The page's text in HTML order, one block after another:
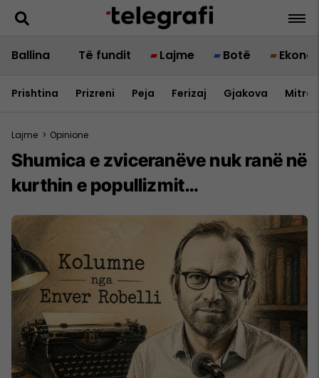
Ballina Të fundit Lajme Botë
Prishtina Prizreni Peja Ferizaj Gjakova
Lajme > Opinione
Shumica e zviceranëve nuk ranë në
kurthin e popullizmit…